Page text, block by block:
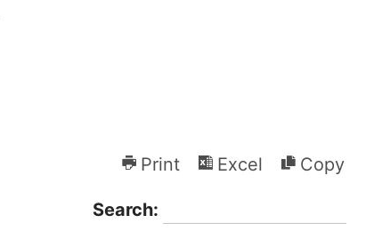
Print Excel Copy
Search: